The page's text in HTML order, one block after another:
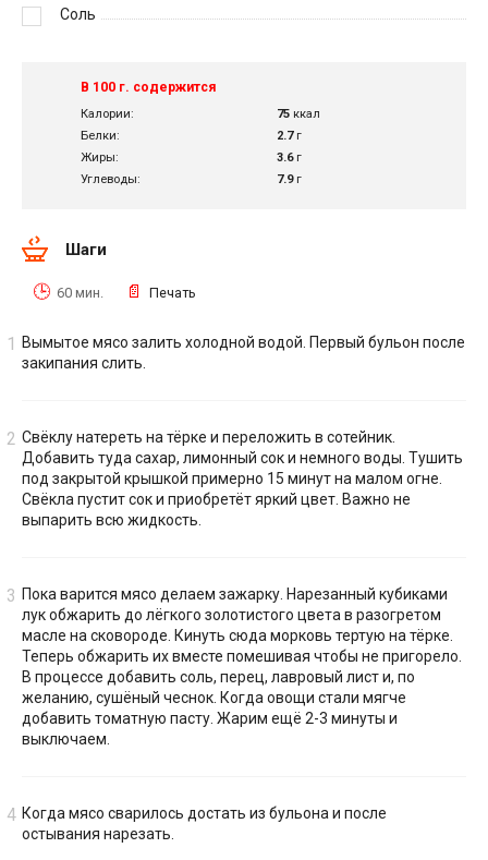
Соль
В 100 г. содержится
Калории: 75 ккал
Белки:
2.7г
Жиры:
3.6г
Углеводы:
7.9г
Шаги
60 мин. Печать
Вымытое мясо залить холодной водой. Первый бульон после
закипания слить.
Свёклу натереть на тёрке и переложить в сотейник.
Добавить туда сахар, лимонный сок и немного воды. Тушить
под закрытой крышкой примерно 15 минут на малом огне.
Свёкла пустит сок и приобретёт яркий цвет. Важно не
выпарить всю жидкость.
Пока варится мясо делаем зажарку. Нарезанный кубиками
лук обжарить до лёгкого золотистого цвета в разогретом
масле на сковороде. Кинуть сюда морковь тертую на тёрке.
Теперь обжарить их вместе помешивая чтобы не пригорело.
В процессе добавить соль, перец, лавровый лист и, по
желанию, сушёный чеснок. Когда овощи стали мягче
добавить томатную пасту. Жарим ещё 2-3 минуты и
выключаем.
Когда мясо сварилось достать из бульона и после
остывания нарезать.